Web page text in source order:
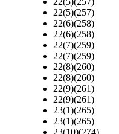
22(5)(257)
22(6)(258)
22(6)(258)
22(7)(259)
22(7)(259)
22(8)(260)
22(8)(260)
22(9)(261)
22(9)(261)
23(1)(265)
23(1)(265)
23(10)(274)